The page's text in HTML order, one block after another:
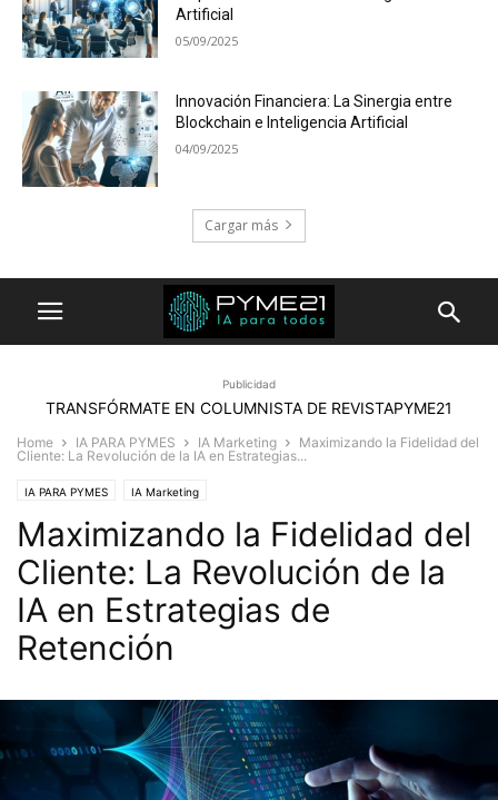
Artificial
05/09/2025
Innovación Financiera: La Sinergia entre
Blockchain e Inteligencia Artificial
04/09/2025
Cargar más